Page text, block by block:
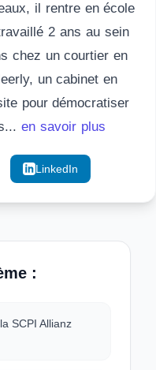
il rentre en école
2 ans au sein
chez un courtier en
un cabinet en
pour démocratiser
en savoir plus
LinkedIn
:
SCPI Allianz